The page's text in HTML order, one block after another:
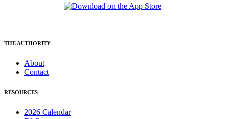
THE AUTHORITY
About
Contact
RESOURCES
2026 Calendar